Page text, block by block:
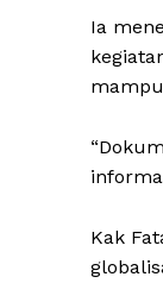
Ia
Kak